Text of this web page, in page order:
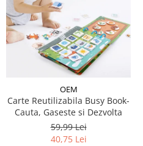
OEM
Carte Reutilizabila Busy Book-
Cauta, Gaseste si Dezvolta
59,99 Lei
40,75 Lei